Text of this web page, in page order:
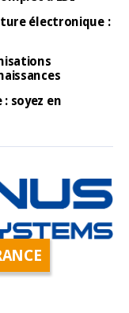
électronique :
soyez en